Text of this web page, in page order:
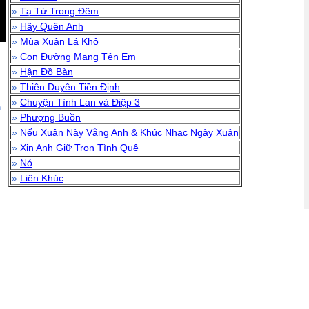
» Tạ Từ Trong Đêm
» Hãy Quên Anh
» Mùa Xuân Lá Khô
» Con Đường Mang Tên Em
» Hận Đồ Bàn
» Thiên Duyên Tiền Định
» Chuyện Tình Lan và Điệp 3
» Phượng Buồn
» Nếu Xuân Này Vắng Anh & Khúc Nhạc Ngày Xuân
» Xin Anh Giữ Trọn Tình Quê
» Nó
» Liên Khúc